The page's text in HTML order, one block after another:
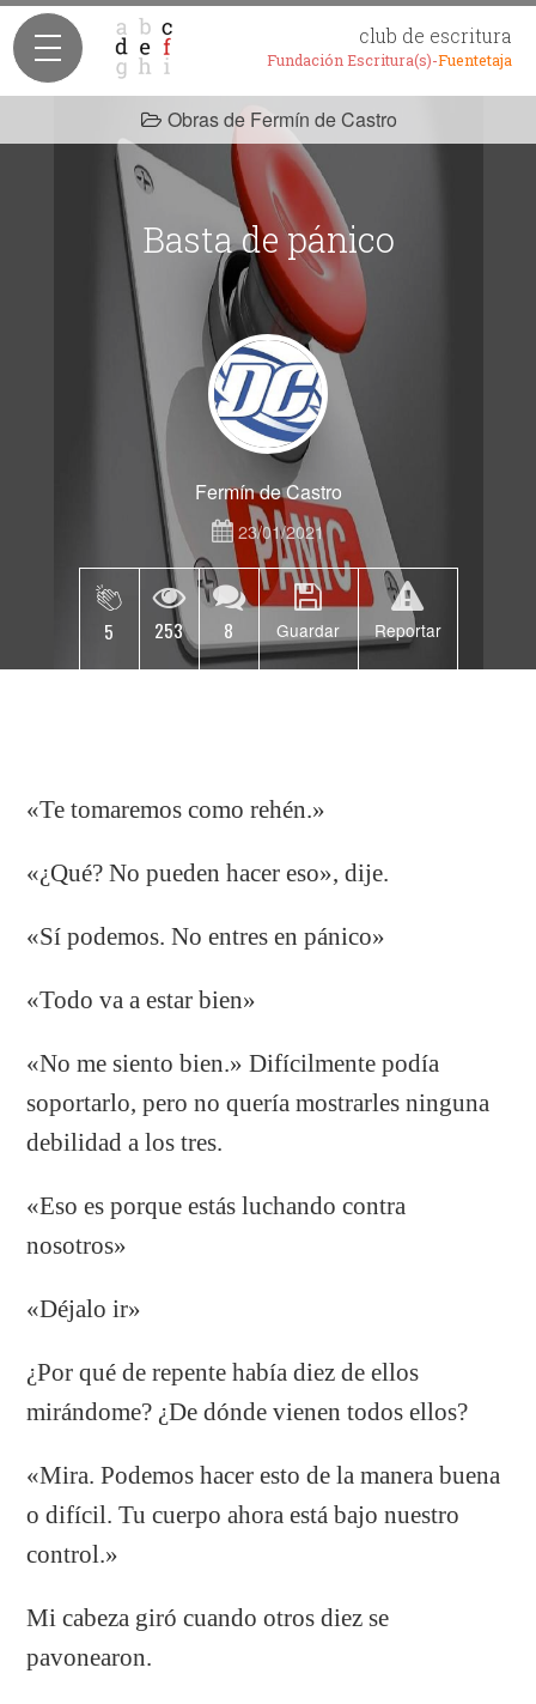
club de escritura
Fundación Escritura(s)-Fuentetaja
Obras de Fermín de Castro
Basta de pánico
Fermín de Castro
23/01/2021
5 253 8 Guardar Reportar
«Te tomaremos como rehén.»
«¿Qué? No pueden hacer eso», dije.
«Sí podemos. No entres en pánico»
«Todo va a estar bien»
«No me siento bien.» Difícilmente podía
soportarlo, pero no quería mostrarles ninguna
debilidad a los tres.
«Eso es porque estás luchando contra
nosotros»
«Déjalo ir»
¿Por qué de repente había diez de ellos
mirándome? ¿De dónde vienen todos ellos?
«Mira. Podemos hacer esto de la manera buena
o difícil. Tu cuerpo ahora está bajo nuestro
control.»
Mi cabeza giró cuando otros diez se
pavonearon.